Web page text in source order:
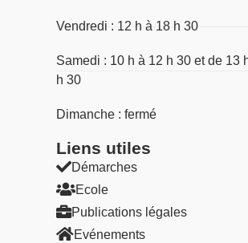
Vendredi : 12 h à 18 h 30
Samedi : 10 h à 12 h 30 et de 13
h 30
Dimanche : fermé
Liens utiles​
Démarches
Ecole
Publications légales
Evénements